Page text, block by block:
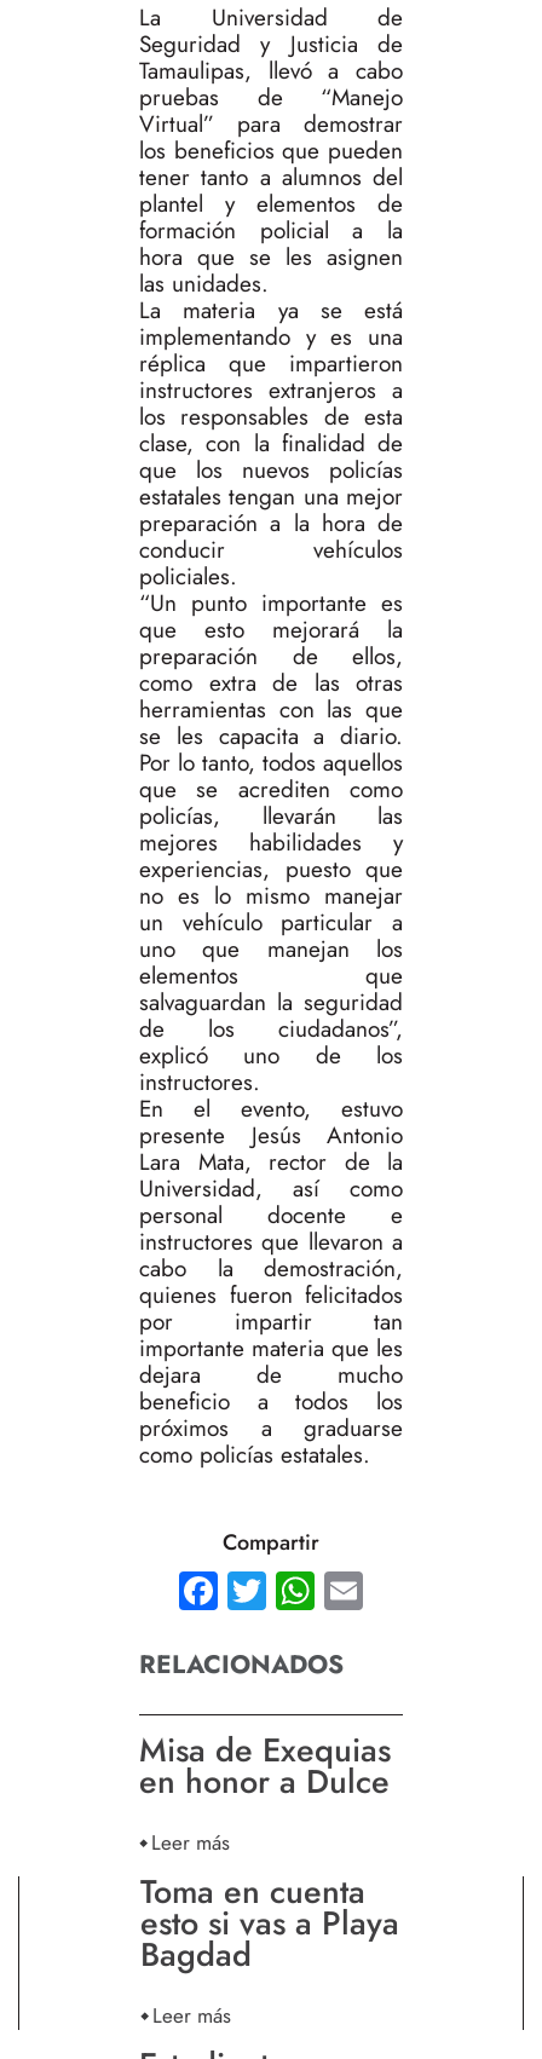
La Universidad de
Seguridad y Justicia de
Tamaulipas, llevó a cabo
pruebas de “Manejo
Virtual” para demostrar
los beneficios que pueden
tener tanto a alumnos del
plantel y elementos de
formación policial a la
hora que se les asignen
las unidades.
La materia ya se está
implementando y es una
réplica que impartieron
instructores extranjeros a
los responsables de esta
clase, con la finalidad de
que los nuevos policías
estatales tengan una mejor
preparación a la hora de
conducir vehículos
policiales.
“Un punto importante es
que esto mejorará la
preparación de ellos,
como extra de las otras
herramientas con las que
se les capacita a diario.
Por lo tanto, todos aquellos
que se acrediten como
policías, llevarán las
mejores habilidades y
experiencias, puesto que
no es lo mismo manejar
un vehículo particular a
uno que manejan los
elementos que
salvaguardan la seguridad
de los ciudadanos”,
explicó uno de los
instructores.
En el evento, estuvo
presente Jesús Antonio
Lara Mata, rector de la
Universidad, así como
personal docente e
instructores que llevaron a
cabo la demostración,
quienes fueron felicitados
por impartir tan
importante materia que les
dejara de mucho
beneficio a todos los
próximos a graduarse
como policías estatales.
Compartir
Facebook
TwitterWhatsApp
RELACIONADOS
Misa de Exequias
en honor a Dulce
Leer más
Toma en cuenta
esto si vas a Playa
Bagdad
Leer más